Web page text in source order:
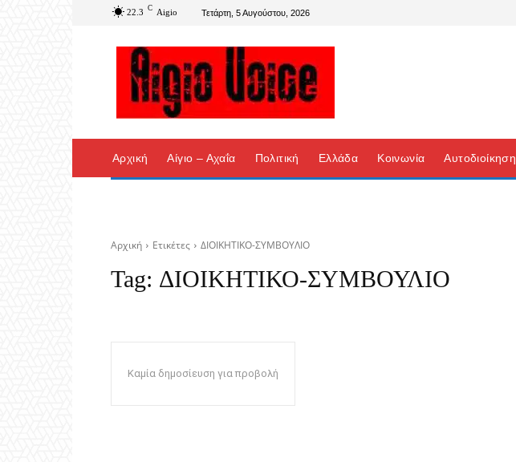
22.3 C Aigio Τετάρτη, 5 Αυγούστου, 2026
Αρχική Αίγιο – Αχαΐα Πολιτική Ελλάδα Κοινωνία Αυτοδιοίκηση
Αρχική Ετικέτες ΔΙΟΙΚΗΤΙΚΟ-ΣΥΜΒΟΥΛΙΟ
Tag: ΔΙΟΙΚΗΤΙΚΟ-ΣΥΜΒΟΥΛΙΟ
Καμία δημοσίευση για προβολή